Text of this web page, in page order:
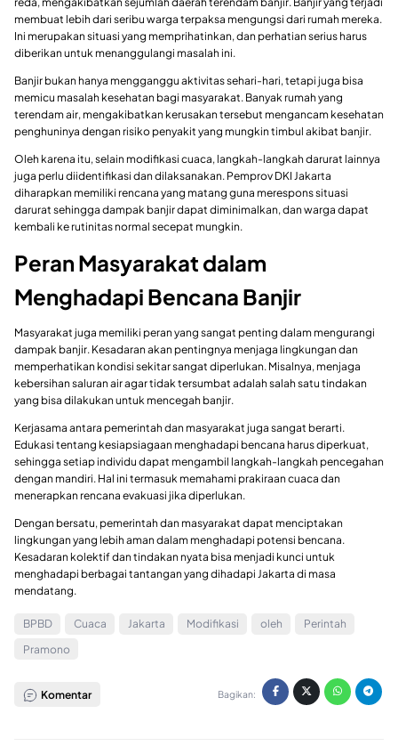
membuat lebih dari seribu warga terpaksa mengungsi dari rumah mereka.
Ini merupakan situasi yang memprihatinkan, dan perhatian serius harus
diberikan untuk menanggulangi masalah ini.
Banjir bukan hanya mengganggu aktivitas sehari-hari, tetapi juga bisa
memicu masalah kesehatan bagi masyarakat. Banyak rumah yang
terendam air, mengakibatkan kerusakan tersebut mengancam kesehatan
penghuninya dengan risiko penyakit yang mungkin timbul akibat banjir.
Oleh karena itu, selain modifikasi cuaca, langkah-langkah darurat lainnya
juga perlu diidentifikasi dan dilaksanakan. Pemprov DKI Jakarta
diharapkan memiliki rencana yang matang guna merespons situasi
darurat sehingga dampak banjir dapat diminimalkan, dan warga dapat
kembali ke rutinitas normal secepat mungkin.
Peran Masyarakat dalam
Menghadapi Bencana Banjir
Masyarakat juga memiliki peran yang sangat penting dalam mengurangi
dampak banjir. Kesadaran akan pentingnya menjaga lingkungan dan
memperhatikan kondisi sekitar sangat diperlukan. Misalnya, menjaga
kebersihan saluran air agar tidak tersumbat adalah salah satu tindakan
yang bisa dilakukan untuk mencegah banjir.
Kerjasama antara pemerintah dan masyarakat juga sangat berarti.
Edukasi tentang kesiapsiagaan menghadapi bencana harus diperkuat,
sehingga setiap individu dapat mengambil langkah-langkah pencegahan
dengan mandiri. Hal ini termasuk memahami prakiraan cuaca dan
menerapkan rencana evakuasi jika diperlukan.
Dengan bersatu, pemerintah dan masyarakat dapat menciptakan
lingkungan yang lebih aman dalam menghadapi potensi bencana.
Kesadaran kolektif dan tindakan nyata bisa menjadi kunci untuk
menghadapi berbagai tantangan yang dihadapi Jakarta di masa
mendatang.
BPBD Cuaca Jakarta Modifikasi oleh
Perintah
Pramono
Komentar Bagikan: